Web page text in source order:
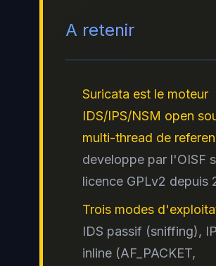
A retenir
Suricata est le moteur
IDS/IPS/NSM open
multi-thread de
developpe par l'OISF
licence GPLv2 depuis
Trois modes
IDS passif (sniffing),
inline (AF_PACKET,